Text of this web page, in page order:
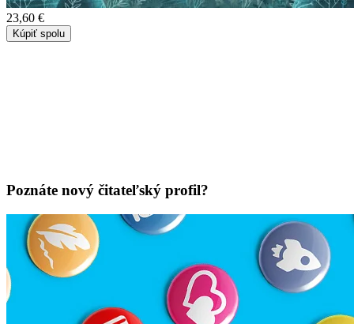
23,60 €
Kúpiť spolu
Poznáte nový čitateľský profil?